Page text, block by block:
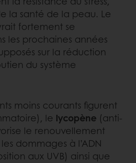
la santé de la peau. Le
fortement se
les prochaines années
sur la réduction
du système
moins courants figurent
le lycopène (anti-
le renouvellement
dommages à l’ADN
aux UVB) ainsi que